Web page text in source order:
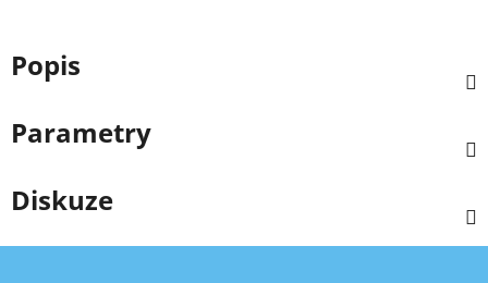
Popis
Parametry
Diskuze
Z